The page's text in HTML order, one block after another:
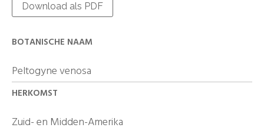
Download als PDF
BOTANISCHE NAAM
Peltogyne venosa
HERKOMST
Zuid- en Midden-Amerika